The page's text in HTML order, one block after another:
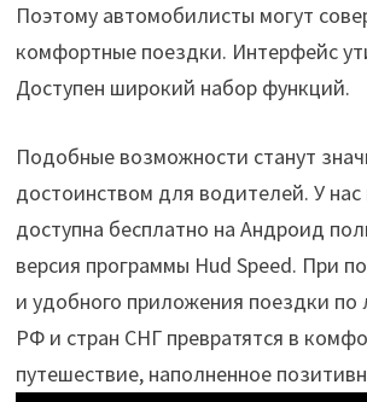
Поэтому автомобилисты могут
комфортные поездки. Интерфейс
Доступен широкий набор функций.
Подобные возможности станут
достоинством для водителей. У нас
доступна бесплатно на Андроид
версия программы Hud Speed. При
и удобного приложения поездки
РФ и стран СНГ превратятся в
путешествие, наполненное